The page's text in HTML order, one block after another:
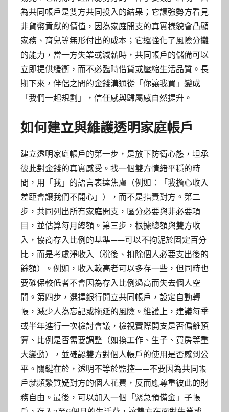
為共同帳戶是雙方共同投入的結果；它讓強勢方看見
非貨幣貢獻的價值，因為家庭開支的真實樣貌會凸顯
家務、育兒等無形付出的成本；它還強化了風險分攤
的能力，當一方失業或減薪時，共同帳戶的儲備可以
立即提供緩衝，而不必臨時借貸或壓縮生活品質。長
期下來，伴侶之間的金錢溝通從「你讓我買」變成
「我們一起規劃」，信任感與歸屬感自然提升。
如何建立與維護透明家庭帳戶
建立透明家庭帳戶的第一步，是放下防衛心態，坦承
彼此對金錢的真實感受。找一個雙方情緒平穩的時
間，用「我」的語言表達焦慮（例如：「我擔心收入
差距會讓我們不開心」），而不是指責對方。第二
步，共同列出所有家庭開支，區分必要與非必要項
目，並估算每月總額。第三步，根據總額與雙方收
入，協商存入比例的基準——可以不拘泥於固定百分
比，而是考慮淨收入（稅後、扣除個人必要支出後的
餘額）。例如，收入較高者可以多存一些，但同時也
要確保較低者不會因為存入比例過高而失去個人空
間。第四步，選擇銀行開立共同帳戶，設定自動轉
帳，減少人為忘記或拖延的風險。維護上，建議每季
或半年進行一次檢討會議，檢視實際開支是否偏離預
算、比例是否需要調整（如換工作、生子、買房等重
大變動），並確認雙方對個人帳戶的使用是否感到公
平。關鍵在於，透明不等於監控——不要因為共同帳
戶就頻繁質疑對方的個人花費，反而應尊重彼此的財
務自由。最後，可以加入一個「緊急預備金」子帳